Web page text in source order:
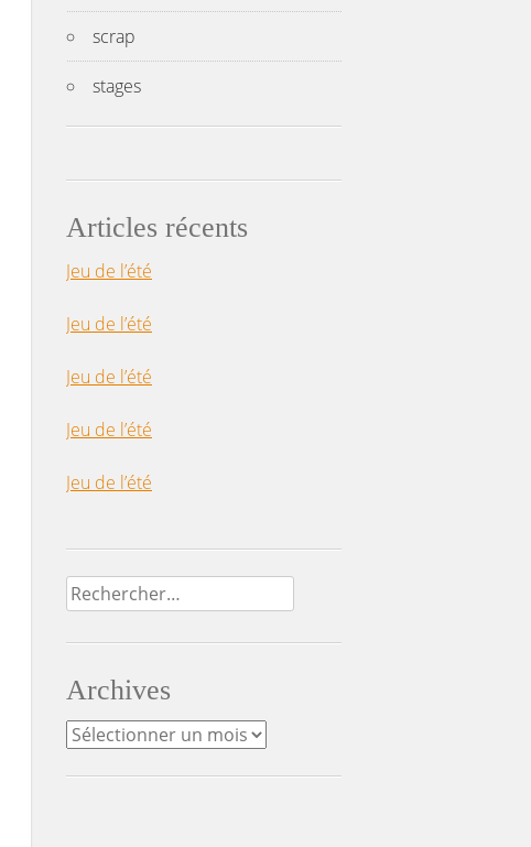
scrap
stages
Articles récents
Jeu de l’été
Jeu de l’été
Jeu de l’été
Jeu de l’été
Jeu de l’été
Rechercher :
Archives
Archives